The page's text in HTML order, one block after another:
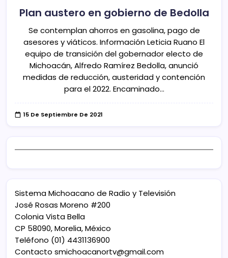
Plan austero en gobierno de Bedolla
Se contemplan ahorros en gasolina, pago de
asesores y viáticos. Información Leticia Ruano El
equipo de transición del gobernador electo de
Michoacán, Alfredo Ramírez Bedolla, anunció
medidas de reducción, austeridad y contención
para el 2022. Encaminado…
15 De Septiembre De 2021
Sistema Michoacano de Radio y Televisión
José Rosas Moreno #200
Colonia Vista Bella
CP 58090, Morelia, México
Teléfono (01) 4431136900
Contacto smichoacanortv@gmail.com